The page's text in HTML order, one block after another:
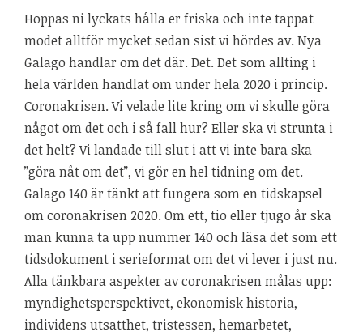
Hoppas ni lyckats hålla er friska och inte tappat
modet alltför mycket sedan sist vi hördes av. Nya
Galago handlar om det där. Det. Det som allting i
hela världen handlat om under hela 2020 i princip.
Coronakrisen. Vi velade lite kring om vi skulle göra
något om det och i så fall hur? Eller ska vi strunta i
det helt? Vi landade till slut i att vi inte bara ska
”göra nåt om det”, vi gör en hel tidning om det.
Galago 140 är tänkt att fungera som en tidskapsel
om coronakrisen 2020. Om ett, tio eller tjugo år ska
man kunna ta upp nummer 140 och läsa det som ett
tidsdokument i serieformat om det vi lever i just nu.
Alla tänkbara aspekter av coronakrisen målas upp:
myndighetsperspektivet, ekonomisk historia,
individens utsatthet, tristessen, hemarbetet,